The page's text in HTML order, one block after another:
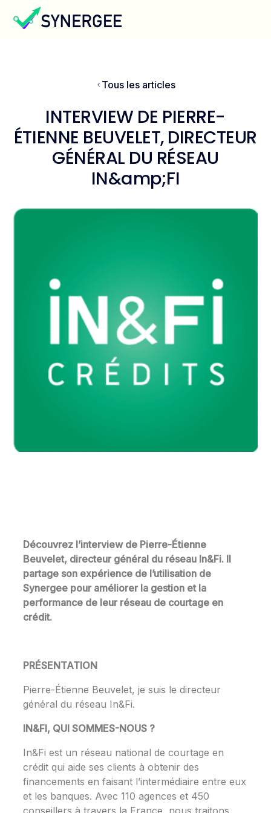
Tous les articles
INTERVIEW DE PIERRE-
ÉTIENNE BEUVELET, DIRECTEUR
GÉNÉRAL DU RÉSEAU
IN&amp;FI
Découvrez l’interview de Pierre-Étienne
Beuvelet, directeur général du réseau In&Fi. Il
partage son expérience de l’utilisation de
Synergee pour améliorer la gestion et la
performance de leur réseau de courtage en
crédit.
PRÉSENTATION
Pierre-Étienne Beuvelet, je suis le directeur
général du réseau In&Fi.
IN&FI, QUI SOMMES-NOUS ?
In&Fi est un réseau national de courtage en
crédit qui aide ses clients à obtenir des
financements en faisant l’intermédiaire entre eux
et les banques. Avec 110 agences et 450